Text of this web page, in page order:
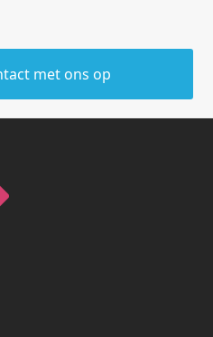
met ons op